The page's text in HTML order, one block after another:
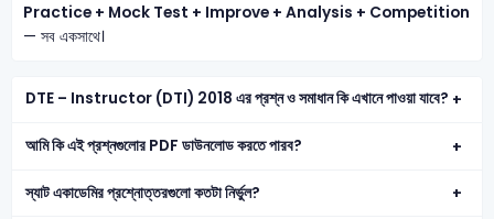
Practice + Mock Test + Improve + Analysis + Competition
— সব একসাথে।
DTE – Instructor (DTI) 2018 এর প্রশ্ন ও সমাধান কি এখানে পাওয়া যাবে?
আমি কি এই প্রশ্নগুলোর PDF ডাউনলোড করতে পারব?
স্যাট একাডেমির প্রশ্নোত্তরগুলো কতটা নির্ভুল?